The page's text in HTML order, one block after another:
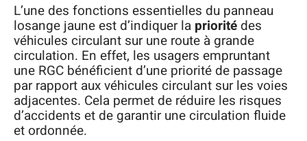
L’une des fonctions essentielles du panneau
losange jaune est d’indiquer la priorité des
véhicules circulant sur une route à grande
circulation. En effet, les usagers empruntant
une RGC bénéficient d’une priorité de passage
par rapport aux véhicules circulant sur les voies
adjacentes. Cela permet de réduire les risques
d’accidents et de garantir une circulation fluide
et ordonnée.